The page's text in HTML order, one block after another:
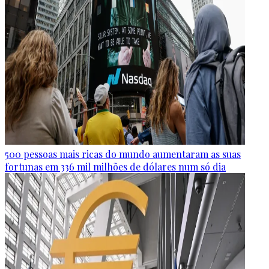
500 pessoas mais ricas do mundo aumentaram as suas
fortunas em 336 mil milhões de dólares num só dia